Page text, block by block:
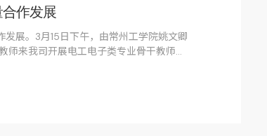
作发展
展。3月15日下午，由常州工学院姚文卿
来我司开展电工电子类专业骨干教师学